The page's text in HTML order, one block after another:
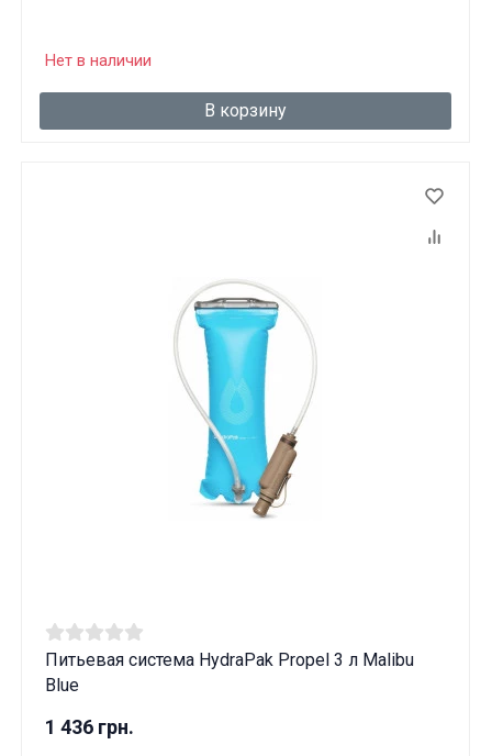
Нет в наличии
В корзину
Питьевая система HydraPak Propel 3 л Malibu
Blue
1 436 грн.